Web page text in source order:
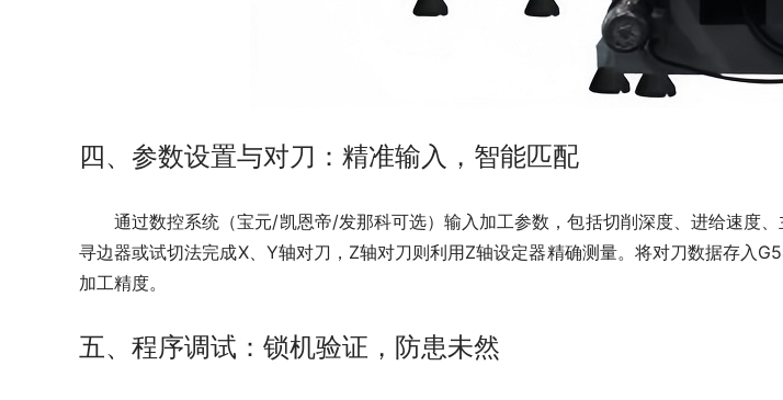
四、参数设置与对刀：精准输入，智能匹配
通过数控系统（宝元/凯恩帝/发那科可选）输入加工参数，包括切削深度、进给速度
寻边器或试切法完成X、Y轴对刀，Z轴对刀则利用Z轴设定器精确测量。将对刀数据存入
加工精度。
五、程序调试：锁机验证，防患未然